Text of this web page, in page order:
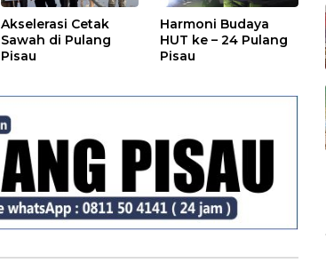
Akselerasi Cetak
Sawah di Pulang
Pisau
Harmoni Budaya
HUT ke – 24 Pulang
Pisau